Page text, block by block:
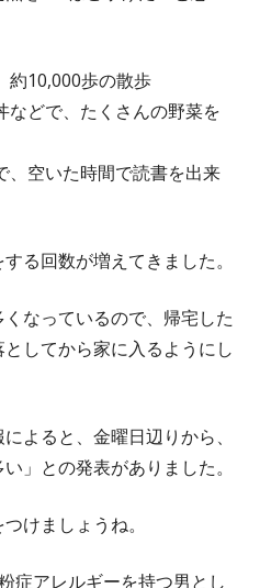
約10,000歩の散歩
などで、たくさんの野菜を
、空いた時間で読書を出来
る回数が増えてきました。
なっているので、帰宅した
してから家に入るようにし
よると、金曜日辺りから、
」との発表がありました。
けましょうね。
症アレルギーを持つ男とし